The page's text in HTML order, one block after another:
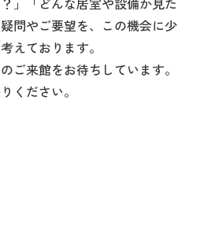
問やご要望を、この機会に少
えております。
ご来館をお待ちしています。
ください。